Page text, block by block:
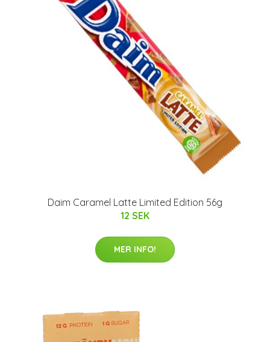
Daim Caramel Latte Limited Edition 56g
12 SEK
MER INFO!